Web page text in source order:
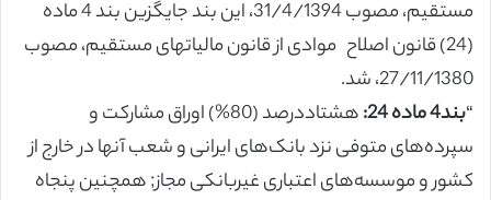
مستقیم، مصوب 31/4/1394، این بند جایگزین بند 4 ماده
(24) قانون اصلاح
موادی از قانون مالیاتهای مستقیم، مصوب
27/11/1380، شد.
“بند4 ماده 24:
هشتاددرصد (80%) اوراق مشارکت و
سپرده‌های متوفی نزد بانک‌های ایرانی و شعب آنها در خارج از
کشور و موسسه‌های اعتباری غیربانکی مجاز;‌ همچنین پنجاه